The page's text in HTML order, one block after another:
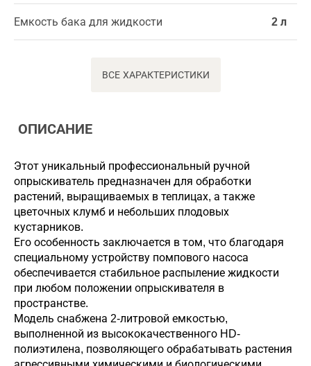
Емкость бака для жидкости 2 л
ВСЕ ХАРАКТЕРИСТИКИ
ОПИСАНИЕ
Этот уникальный профессиональный ручной
опрыскиватель предназначен для обработки
растений, выращиваемых в теплицах, а также
цветочных клумб и небольших плодовых
кустарников.
Его особенность заключается в том, что благодаря
специальному устройству помпового насоса
обеспечивается стабильное распыление жидкости
при любом положении опрыскивателя в
пространстве.
Модель снабжена 2-литровой емкостью,
выполненной из высококачественного HD-
полиэтилена, позволяющего обрабатывать растения